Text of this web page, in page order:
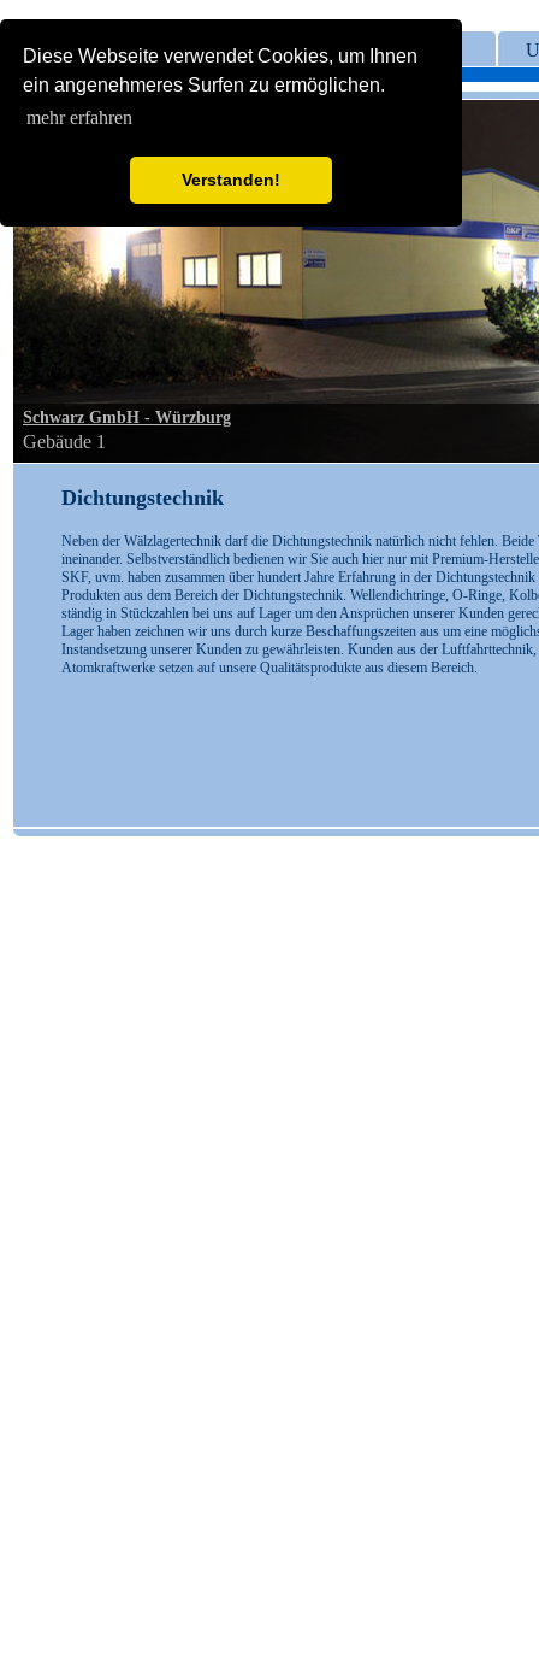
Diese Webseite verwendet Cookies, um Ihnen
ein angenehmeres Surfen zu ermöglichen.
mehr erfahren
Verstanden!
Home
Schwarz GmbH - Würzburg
Gebäude 1
Dichtungstechnik
Neben der Wälzlagertechnik darf die Dichtungstechnik natürlich nicht fehlen.
ineinander. Selbstverständlich bedienen wir Sie auch hier nur mit Premium-
SKF, uvm. haben zusammen über hundert Jahre Erfahrung in der
Produkten aus dem Bereich der Dichtungstechnik. Wellendichtringe, O-Ringe,
ständig in Stückzahlen bei uns auf Lager um den Ansprüchen unserer Kunden
Lager haben zeichnen wir uns durch kurze Beschaffungszeiten aus um eine
Instandsetzung unserer Kunden zu gewährleisten. Kunden aus der
Atomkraftwerke setzen auf unsere Qualitätsprodukte aus diesem Bereich.